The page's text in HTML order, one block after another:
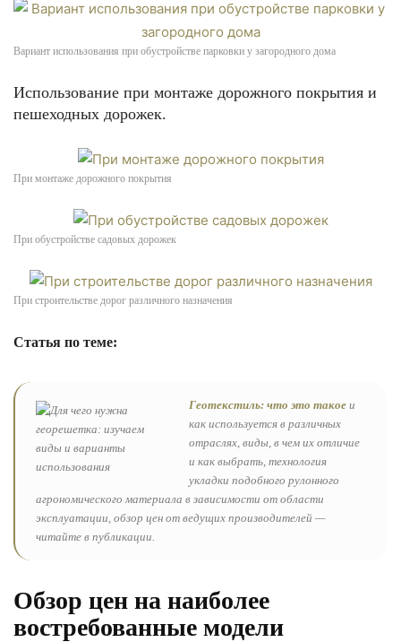
Вариант использования при обустройстве парковки у загородного дома
Использование при монтаже дорожного покрытия и
пешеходных дорожек.
При монтаже дорожного покрытия
При обустройстве садовых дорожек
При строительстве дорог различного назначения
Статья по теме:
Геотекстиль: что это такое и
как используется в различных
отраслях, виды, в чем их отличие
и как выбрать, технология
укладки подобного рулонного
агрономического материала в зависимости от области
эксплуатации, обзор цен от ведущих производителей —
читайте в публикации.
Обзор цен на наиболее
востребованные модели